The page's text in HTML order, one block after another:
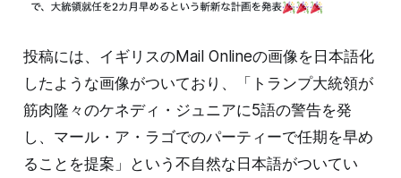
投稿には、イギリスのMail Onlineの画像を日本語化
したような画像がついており、「トランプ大統領が
筋肉隆々のケネディ・ジュニアに5語の警告を発
し、マール・ア・ラゴでのパーティーで任期を早め
ることを提案」という不自然な日本語がついてい